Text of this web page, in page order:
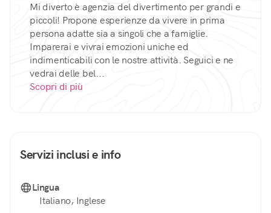
Mi diverto è agenzia del divertimento per grandi e
piccoli! Propone esperienze da vivere in prima
persona adatte sia a singoli che a famiglie.
Imparerai e vivrai emozioni uniche ed
indimenticabili con le nostre attività. Seguici e ne
vedrai delle bel...
Scopri di più
Servizi inclusi e info
Lingua
Italiano, Inglese